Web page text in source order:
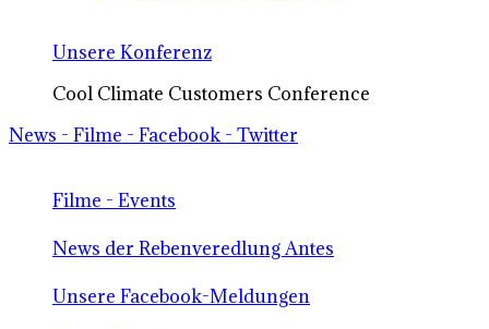
Unsere Konferenz
Cool Climate Customers Conference
News - Filme - Facebook - Twitter
Filme - Events
News der Rebenveredlung Antes
Unsere Facebook-Meldungen